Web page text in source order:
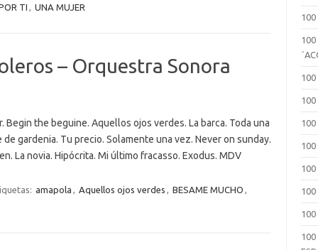
TI , UNA MUJER
– Orquestra Sonora
Begin the beguine. Aquellos ojos verdes. La barca. Toda una
de gardenia. Tu precio. Solamente una vez. Never on sunday.
La novia. Hipócrita. Mi último fracasso. Exodus. MDV
amapola , Aquellos ojos verdes , BESAME MUCHO ,
100
100
100
100
100
100
100
100
100